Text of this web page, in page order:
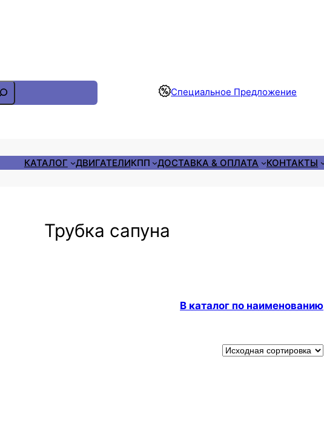
Специальное Предложение
КАТАЛОГ ДВИГАТЕЛИКПП ДОСТАВКА & ОПЛАТА КОНТАКТЫ
Трубка сапуна
В каталог по наименованию